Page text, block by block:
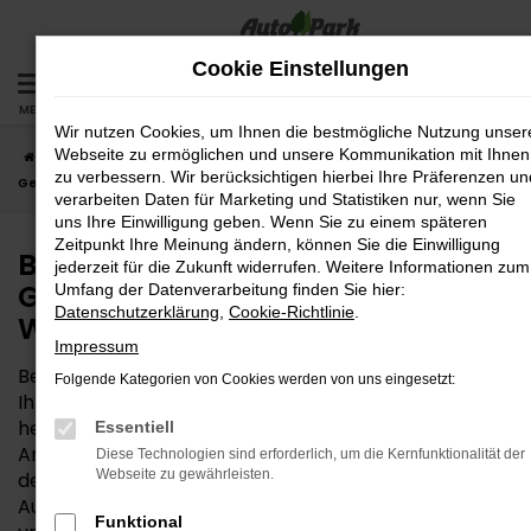
Zum
springen
MENÜ
Startseite Wasserburg Ford
Bei uns finden Sie Ihren Ford
Gebrauchtwagen für Wasserburg
Bei uns finden Sie Ihren Ford
Gebrauchtwagen für
Wasserburg
Bevor Sie in Ihren Ford Gebrauchtwagen steigen und
Ihre Mobilität in Wasserburg auf ein neues Level
heben, sind vielleicht noch Fragen offen. Die
Antworten erhalten Sie bei der AutoPark GmbH,
denn wir sind Ihr vertrauensvoller Partner rund ums
Autos. Seit 1992 dreht sich bei uns alles um Fahrzeuge
Cookie Einstellungen
Wir nutzen Cookies, um Ihnen die bestmögliche Nutzung
Webseite zu ermöglichen und unsere Kommunikation mit Ihnen
zu verbessern. Wir berücksichtigen hierbei Ihre Präferenzen
verarbeiten Daten für Marketing und Statistiken nur, wenn Sie
uns Ihre Einwilligung geben. Wenn Sie zu einem späteren
Zeitpunkt Ihre Meinung ändern, können Sie die Einwilligung
jederzeit für die Zukunft widerrufen. Weitere Informationen zum
Umfang der Datenverarbeitung finden Sie hier:
Datenschutzerklärung Cookie-Richtlinie
Impressum
Folgende Kategorien von Cookies werden von uns eingesetzt:
Essentiell
Diese Technologien sind erforderlich, um die Kernfunktionalität der
Webseite zu gewährleisten.
Funktional